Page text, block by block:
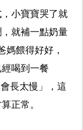
小寶寶哭了就
就補一點奶量
媽餵得好好，
喝到一餐
長太慢」，這
正常。